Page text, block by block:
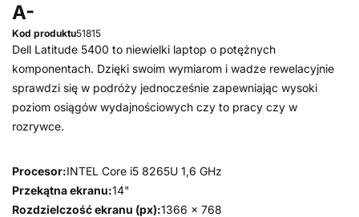
A-
Kod produktu51815
Dell Latitude 5400 to niewielki laptop o potężnych
komponentach. Dzięki swoim wymiarom i wadze rewelacyjnie
sprawdzi się w podróży jednocześnie zapewniając wysoki
poziom osiągów wydajnościowych czy to pracy czy w
rozrywce.
Procesor:INTEL Core i5 8265U 1,6 GHz
Przekątna ekranu:14"
Rozdzielczość ekranu (px):1366 x 768